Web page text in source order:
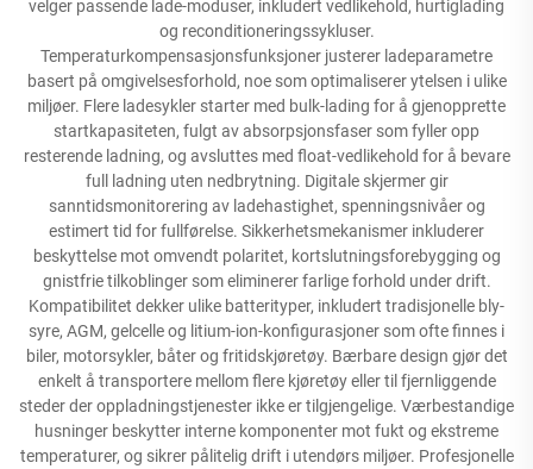
velger passende lade-moduser, inkludert vedlikehold, hurtiglading
og reconditioneringssykluser.
Temperaturkompensasjonsfunksjoner justerer ladeparametre
basert på omgivelsesforhold, noe som optimaliserer ytelsen i ulike
miljøer. Flere ladesykler starter med bulk-lading for å gjenopprette
startkapasiteten, fulgt av absorpsjonsfaser som fyller opp
resterende ladning, og avsluttes med float-vedlikehold for å bevare
full ladning uten nedbrytning. Digitale skjermer gir
sanntidsmonitorering av ladehastighet, spenningsnivåer og
estimert tid for fullførelse. Sikkerhetsmekanismer inkluderer
beskyttelse mot omvendt polaritet, kortslutningsforebygging og
gnistfrie tilkoblinger som eliminerer farlige forhold under drift.
Kompatibilitet dekker ulike batterityper, inkludert tradisjonelle bly-
syre, AGM, gelcelle og litium-ion-konfigurasjoner som ofte finnes i
biler, motorsykler, båter og fritidskjøretøy. Bærbare design gjør det
enkelt å transportere mellom flere kjøretøy eller til fjernliggende
steder der oppladningstjenester ikke er tilgjengelige. Værbestandige
husninger beskytter interne komponenter mot fukt og ekstreme
temperaturer, og sikrer pålitelig drift i utendørs miljøer. Profesjonelle